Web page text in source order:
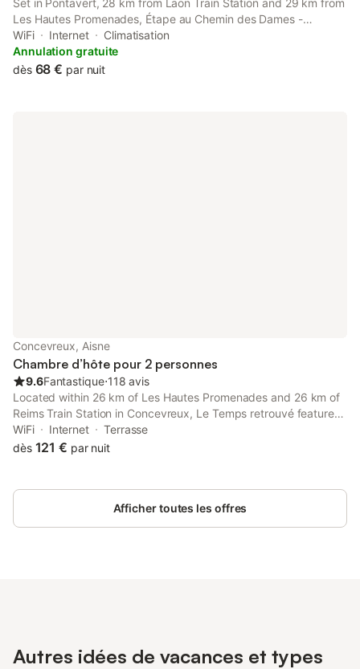
Set in Pontavert, 28 km from Laon Train Station and 29 km from
Les Hautes Promenades, Étape au Chemin des Dames -
Chambre et table d'hôtes offers a garden and air conditioning. It
is located 30 km from Reims Train Station and offers bicycle
parking.
WiFi Internet
Climatisation
Annulation gratuite
dès 68 € par nuit
Concevreux, Aisne
Chambre d’hôte pour 2 personnes
9.6Fantastique⋅118 avis
Located within 26 km of Les Hautes Promenades and 26 km of
Reims Train Station in Concevreux, Le Temps retrouvé features
accommodation with seating area.
WiFi Internet
Terrasse
dès 121 € par nuit
Afficher toutes les offres
Autres idées de vacances et types